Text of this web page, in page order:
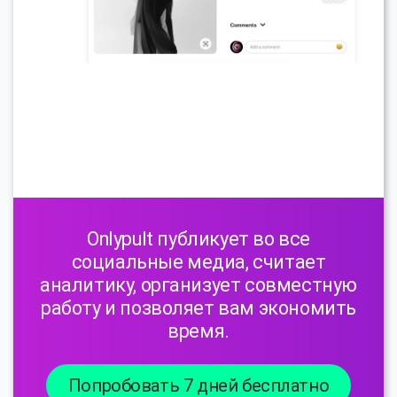
Onlypult публикует во все
социальные медиа, считает
аналитику, организует совместную
работу и позволяет вам экономить
время.
Попробовать 7 дней бесплатно